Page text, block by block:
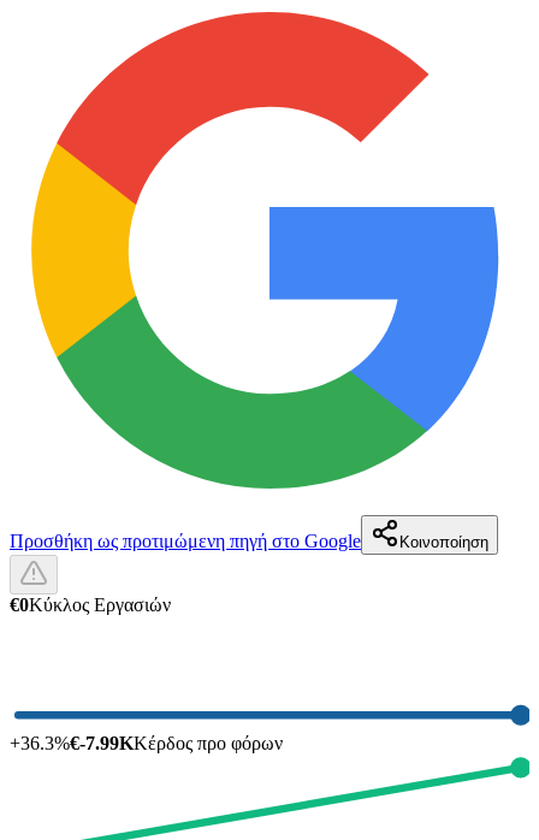
Προσθήκη ως προτιμώμενη πηγή στο Google Κοινοποίηση
€0Κύκλος Εργασιών
+36.3%€-7.99KΚέρδος προ φόρων